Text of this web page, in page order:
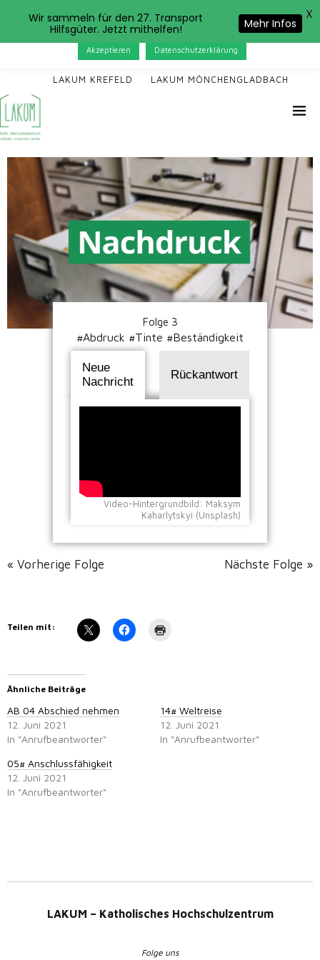
LAKUM KREFELD LAKUM MÖNCHENGLADBACH
Folge 3
#Abdruck #Tinte #Beständigkeit
Neue
Nachricht
Rückantwort
Video-Hintergrundbild: Maksym
Kaharlytskyi (Unsplash)
« Vorherige Folge Nächste Folge »
Teilen mit:
Ähnliche Beiträge
AB 04 Abschied nehmen
12. Juni 2021
In "Anrufbeantworter"
14# Weltreise
12. Juni 2021
In "Anrufbeantworter"
05# Anschlussfähigkeit
12. Juni 2021
In "Anrufbeantworter"
LAKUM – Katholisches Hochschulzentrum
Folge uns
Das LAKUM verwendet Cookies. Wenn Sie auf der Seite
weitersurfen, stimmen Sie der Cookie-Nutzung zu.
Akzeptieren Datenschutzerklärung
Wir sammeln für den 27. Transport
Hilfsgüter. Jetzt mithelfen!
Mehr Infos
X